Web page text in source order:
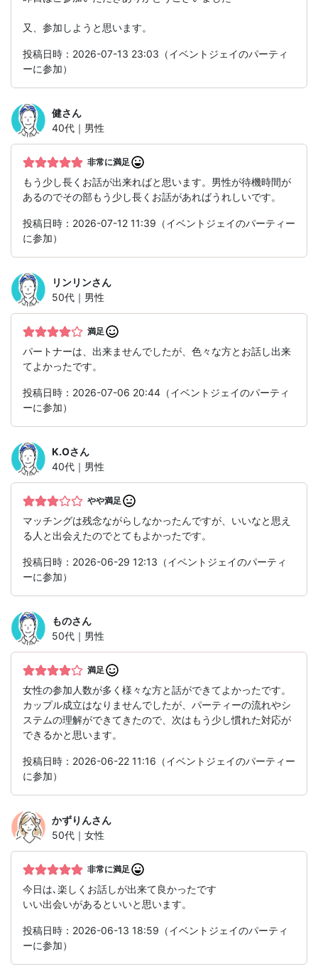
又、参加しようと思います。
投稿日時：2026-07-13 23:03（イベントジェイのパーティ
ーに参加）
健さん
40代｜男性
非常に満足
もう少し長くお話が出来ればと思います。男性が待機時間が
あるのでその部もう少し長くお話があればうれしいです。
投稿日時：2026-07-12 11:39（イベントジェイのパーティー
に参加）
リンリンさん
50代｜男性
満足
パートナーは、出来ませんでしたが、色々な方とお話し出来
てよかったです。
投稿日時：2026-07-06 20:44（イベントジェイのパーティ
ーに参加）
K.Oさん
40代｜男性
やや満足
マッチングは残念ながらしなかったんですが、いいなと思え
る人と出会えたのでとてもよかったです。
投稿日時：2026-06-29 12:13（イベントジェイのパーティ
ーに参加）
ものさん
50代｜男性
満足
女性の参加人数が多く様々な方と話ができてよかったです。
カップル成立はなりませんでしたが、パーティーの流れやシ
ステムの理解ができてきたので、次はもう少し慣れた対応が
できるかと思います。
投稿日時：2026-06-22 11:16（イベントジェイのパーティー
に参加）
かずりんさん
50代｜女性
非常に満足
今日は､楽しくお話しが出来て良かったです
いい出会いがあるといいと思います。
投稿日時：2026-06-13 18:59（イベントジェイのパーティ
ーに参加）